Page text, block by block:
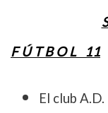
F Ú T B O L 11
El club